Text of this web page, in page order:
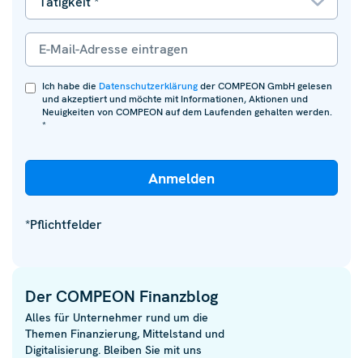
Ich habe die Datenschutzerklärungder COMPEON GmbH gelesen
und akzeptiert und möchte mit Informationen, Aktionen und
Neuigkeiten von COMPEON auf dem Laufenden gehalten werden.
*
*Pflichtfelder
Der COMPEON Finanzblog
Alles für Unternehmer rund um die
Themen Finanzierung, Mittelstand und
Digitalisierung. Bleiben Sie mit uns